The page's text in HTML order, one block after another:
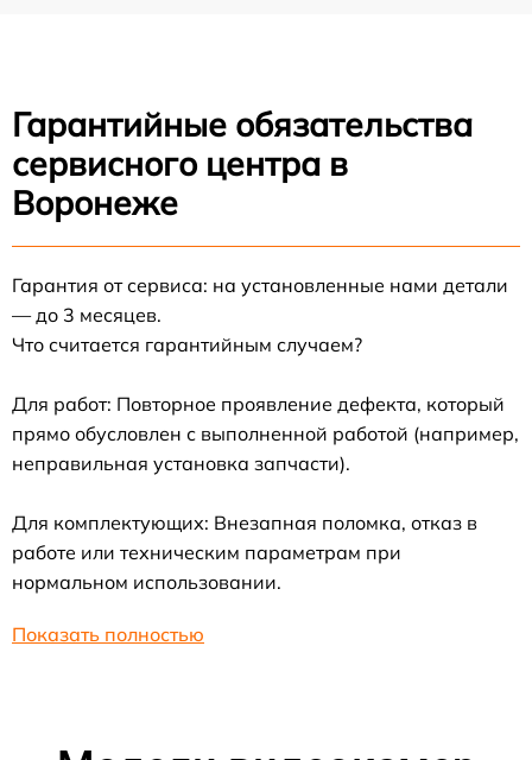
Гарантийные обязательства
сервисного центра в
Воронеже
Гарантия от сервиса: на установленные нами детали
— до 3 месяцев.
Что считается гарантийным случаем?
Для работ: Повторное проявление дефекта, который
прямо обусловлен с выполненной работой (например,
неправильная установка запчасти).
Для комплектующих: Внезапная поломка, отказ в
работе или техническим параметрам при
нормальном использовании.
Показать полностью